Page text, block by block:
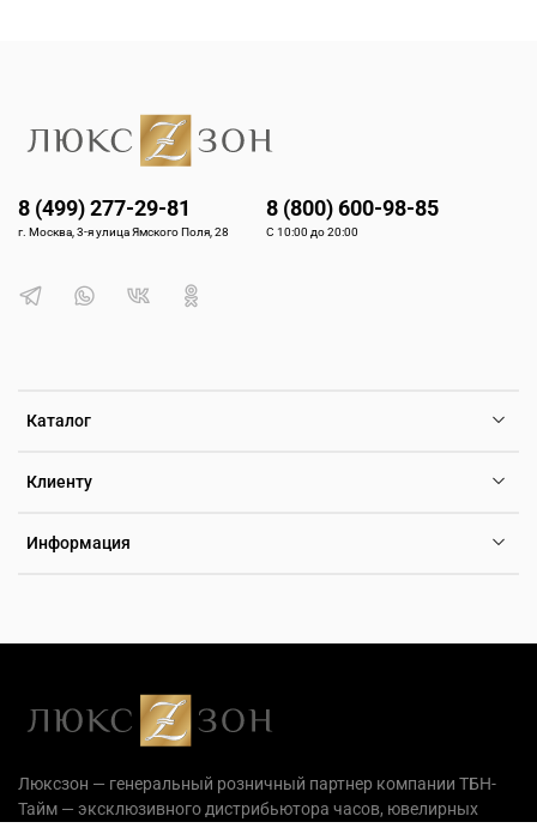
Каталог
Клиенту
Информация
8 (499) 277-29-81
г. Москва, 3-я улица Ямского Поля, 28
8 (800) 600-98-85
С 10:00 до 20:00
Люксзон — генеральный розничный партнер компании ТБН-
Тайм — эксклюзивного дистрибьютора часов, ювелирных